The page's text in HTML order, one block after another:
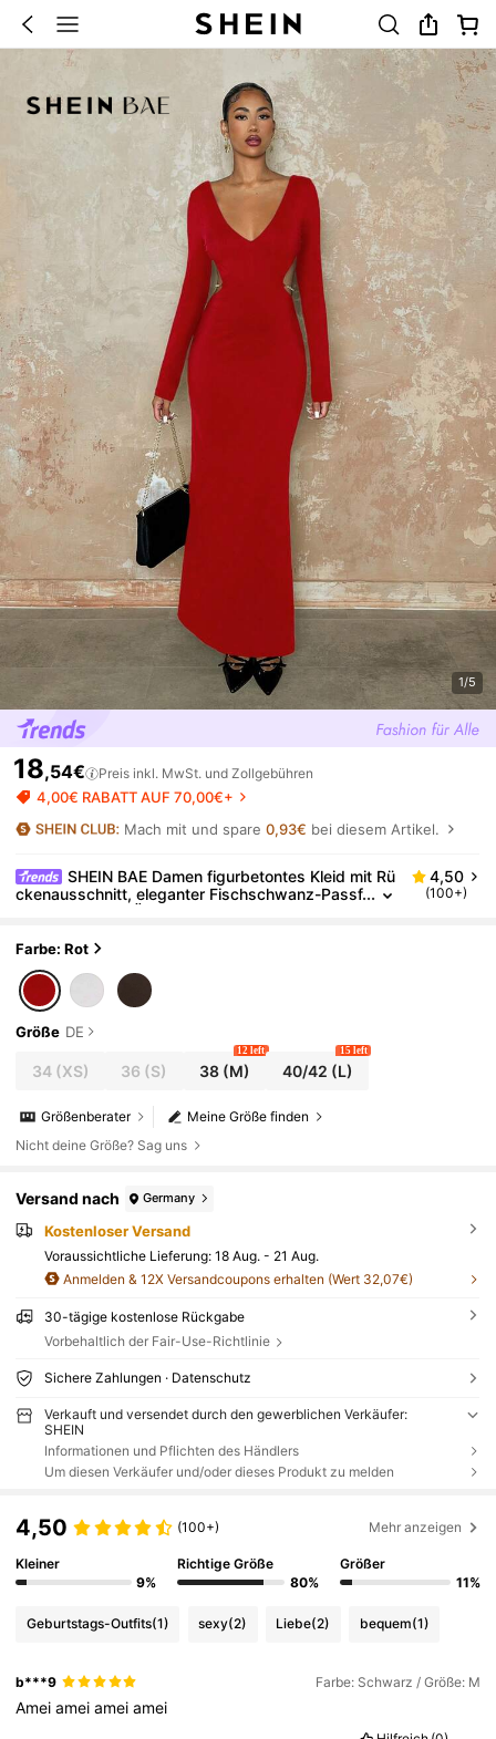
1/5
18,54€ Preis inkl. MwSt. und Zollgebühren
4,00€ RABATT AUF 70,00€+
Mach mit und spare0,93€ bei diesem Artikel.
SHEIN BAE Damen figurbetontes Kleid mit Rü
ckenausschnitt, eleganter Fischschwanz-Passf
4,50
(100+)
Farbe: Rot
Größe DE
34(XS) 36 (S) 38(M)
12 left
40/42 (L)
15 left
Meine Größe finden
Größenberater
Nicht deine Größe? Sag uns
Versand nach Germany
Kostenloser Versand
Voraussichtliche Lieferung: 18 Aug. - 21 Aug.
Anmelden & 12X Versandcoupons erhalten (Wert 32,07€)
30-tägige kostenlose Rückgabe
Vorbehaltlich der Fair-Use-Richtlinie
Sichere Zahlungen · Datenschutz
Verkauft und versendet durch den gewerblichen Verkäufer:
SHEIN
Informationen und Pflichten des Händlers
Um diesen Verkäufer und/oder dieses Produkt zu melden
4,50 (100+) Mehr anzeigen
Kleiner
9%
Richtige Größe
80%
Größer
11%
Geburtstags-Outfits(1) sexy(2) Liebe(2) bequem(1)
b***9 Farbe: Schwarz / Größe: M
Ameiameiameiamei